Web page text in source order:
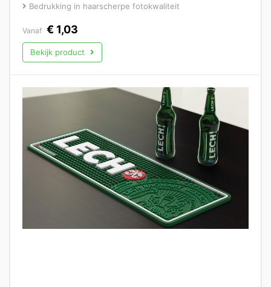
Bedrukking in haarscherpe fotokwaliteit
Vanaf € 1,03
Bekijk product